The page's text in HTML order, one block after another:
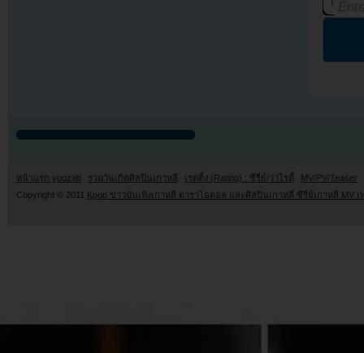
หน้าแรก youzab รวมวันเกิดศิลปินเกาหลี เรตติ้ง (Rating) : ซีรี่ย์/วาไรตี้
MV/PV/Teaser
Copyright © 2011 Kpop ข่าวบันเทิงเกาหลี ดาราไอดอล และศิลปินเกาหลี ซีรี่ย์เกาหลี MV